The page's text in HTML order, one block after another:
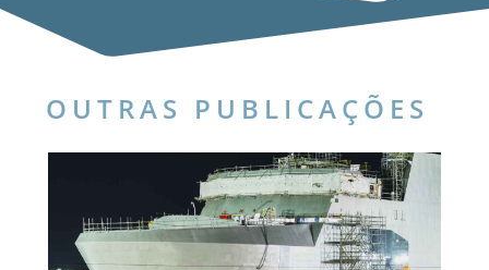
OUTRAS PUBLICAÇÕES